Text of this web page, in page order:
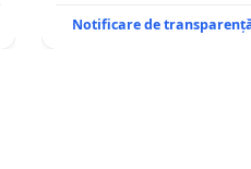
Notificare de